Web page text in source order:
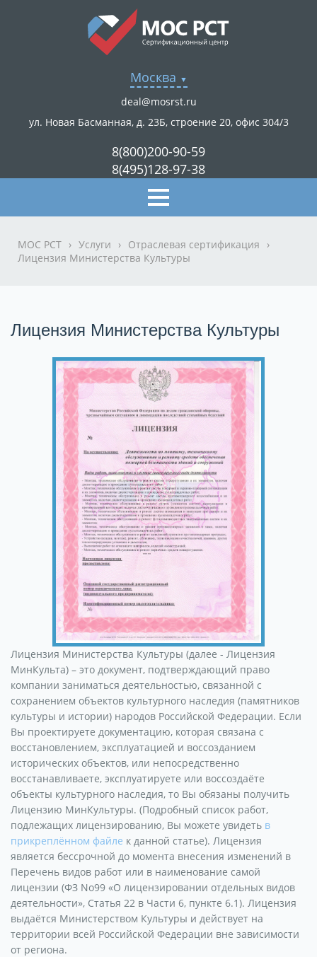
Москва
deal@mosrst.ru
ул. Новая Басманная, д. 23Б, строение 20, офис 304/3
8(800)200-90-59
8(495)128-97-38
МОС РСТ › Услуги › Отраслевая сертификация
›
Лицензия Министерства Культуры
Лицензия Министерства Культуры
Лицензия Министерства Культуры (далее - Лицензия
МинКульта) – это документ, подтверждающий право
компании заниматься деятельностью, связанной с
сохранением объектов культурного наследия (памятников
культуры и истории) народов Российской Федерации. Если
Вы проектируете документацию, которая связана с
восстановлением, эксплуатацией и воссозданием
исторических объектов, или непосредственно
восстанавливаете, эксплуатируете или воссоздаёте
объекты культурного наследия, то Вы обязаны получить
Лицензию МинКультуры. (Подробный список работ,
подлежащих лицензированию, Вы можете увидеть в
прикреплённом файле к данной статье). Лицензия
является бессрочной до момента внесения изменений в
Перечень видов работ или в наименование самой
лицензии (ФЗ No99 «О лицензировании отдельных видов
деятельности», Статья 22 в Части 6, пункте 6.1). Лицензия
выдаётся Министерством Культуры и действует на
территории всей Российской Федерации вне зависимости
от региона.